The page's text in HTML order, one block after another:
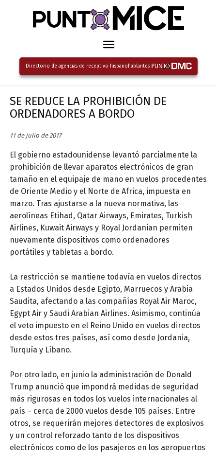
Directorio de agencias de receptivo hispanohablantes
SE REDUCE LA PROHIBICIÓN DE
ORDENADORES A BORDO
11 de julio de 2017
El gobierno estadounidense levantó parcialmente la
prohibición de llevar aparatos electrónicos de gran
tamaño en el equipaje de mano en vuelos procedentes
de Oriente Medio y el Norte de Africa, impuesta en
marzo. Tras ajustarse a la nueva normativa, las
aerolíneas Etihad, Qatar Airways, Emirates, Turkish
Airlines, Kuwait Airways y Royal Jordanian permiten
nuevamente dispositivos como ordenadores
portátiles y tabletas a bordo.
La restricción se mantiene todavía en vuelos directos
a Estados Unidos desde Egipto, Marruecos y Arabia
Saudita, afectando a las compañías Royal Air Maroc,
Egypt Air y Saudi Arabian Airlines. Asimismo, continúa
el veto impuesto en el Reino Unido en vuelos directos
desde estos tres países, así como desde Jordania,
Turquía y Líbano.
Por otro lado, en junio la administración de Donald
Trump anunció que impondrá medidas de seguridad
más rigurosas en todos los vuelos internacionales al
país – cerca de 2000 vuelos desde 105 países. Entre
otros, se requerirán mejores detectores de explosivos
y un control reforzado tanto de los dispositivos
electrónicos como de los pasajeros en los aeropuertos